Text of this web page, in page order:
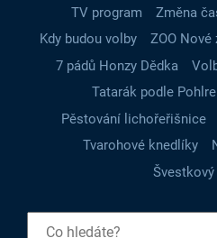
TV program
Změna
Kdy budou volby
ZOO Nové
7 pádů Honzy Dědka
Tatarák podle
Pěstování lichořeřišnice
Tvarohové knedlíky